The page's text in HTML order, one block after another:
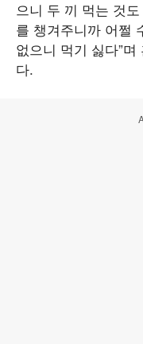
으니 두 끼 먹는 것
를 챙겨주니까 어쩔
없으니 먹기 싫다”
다.